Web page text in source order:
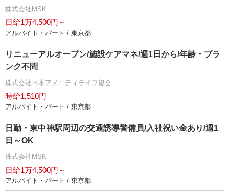
株式会社MSK
日給1万4,500円～
アルバイト・パート / 東京都
リニューアルオープン/施設ケアマネ/週1日から/年齢・ブラ
ンク不問
株式会社日本アメニティライフ協会
時給1,510円
アルバイト・パート / 東京都
日勤・東中神駅周辺の交通誘導警備員/入社祝い金あり/週1
日～OK
株式会社MSK
日給1万4,500円～
アルバイト・パート / 東京都